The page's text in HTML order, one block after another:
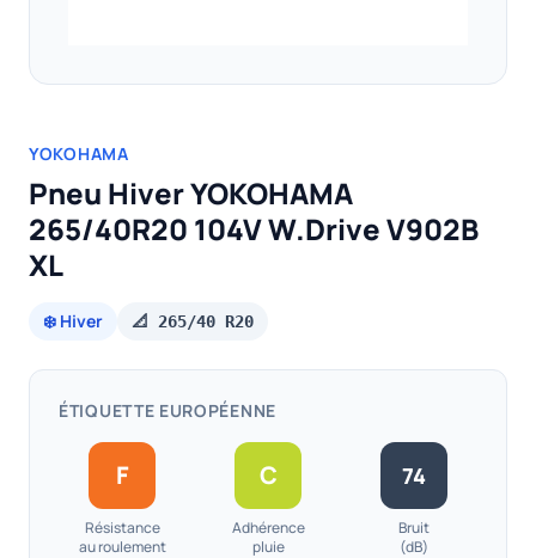
YOKOHAMA
Pneu Hiver YOKOHAMA
265/40R20 104V W.Drive V902B
XL
❄️ Hiver 📐 265/40 R20
ÉTIQUETTE EUROPÉENNE
F
Résistance
au roulement
C
Adhérence
pluie
74
Bruit
(dB)